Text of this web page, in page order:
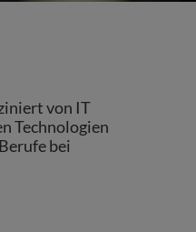
von IT
Technologien
bei